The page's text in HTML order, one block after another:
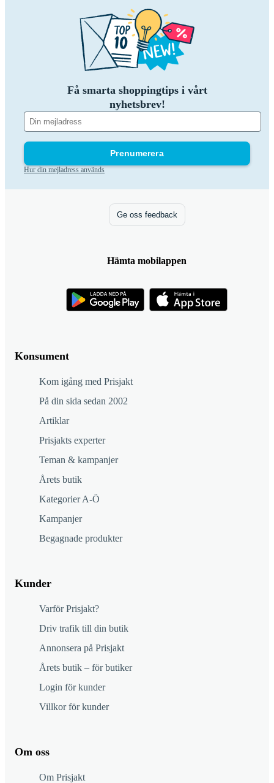
Få smarta shoppingtips i vårt
nyhetsbrev!
Prenumerera
Hur din mejladress används
Konsument
Kom igång med Prisjakt
På din sida sedan 2002
Artiklar
Prisjakts experter
Teman & kampanjer
Årets butik
Kategorier A-Ö
Kampanjer
Begagnade produkter
Kunder
Varför Prisjakt?
Driv trafik till din butik
Annonsera på Prisjakt
Årets butik – för butiker
Login för kunder
Villkor för kunder
Om oss
Om Prisjakt
Ge oss feedback
Hämta mobilappen